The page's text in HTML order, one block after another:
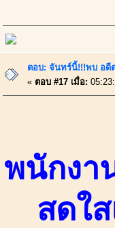
ตอบ: จันทร์นี้!!!พบ อดี
« ตอบ #17 เมื่อ:
พนักงา
สดใ